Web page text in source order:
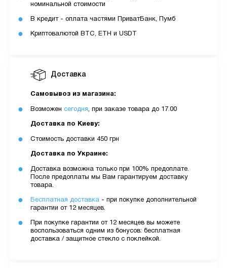
Доставка
Самовывоз из магазина:
Возможен сегодня, при заказе товара до 17.00
Доставка по Киеву:
Стоимость доставки 450 грн
Доставка по Украине:
Доставка возможна только при 100% предоплате.
После предоплаты мы Вам гарантируем доставку
товара.
Бесплатная доставка - при покупке дополнительной
гарантии от 12 месяцев.
При покупке гарантии от 12 месяцев вы можете
воспользоваться одним из бонусов: бесплатная
доставка / защитное стекло с поклейкой.
номинальной стоимости
В кредит - оплата частями ПриватБанк, Пумб
Криптовалютой BTC, ETH и USDT